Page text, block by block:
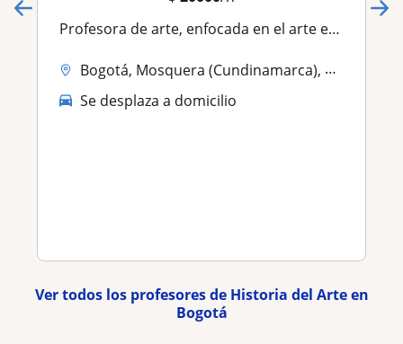
Profesora de arte, enfocada en el arte escénico, teatral, y danzario
Bogotá, Mosquera (Cundinamarca), Soacha
Se desplaza a domicilio
Ver todos los profesores de Historia del Arte en
Bogotá